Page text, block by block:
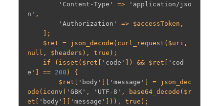
'Content-Type'
=>
'application/jso
n' ,
'Authorization'
=> $accessToken,
null, $headers), true);
    if (isset($ret[
'code' ]) && $ret[
'cod
e'
] == 200 ) {
        $ret[
'body' 'message'
] = json_dec
ode(iconv( 'GBK' , 'UTF-8' , base64_decode($r
et[
'body' 'message'
])), true);